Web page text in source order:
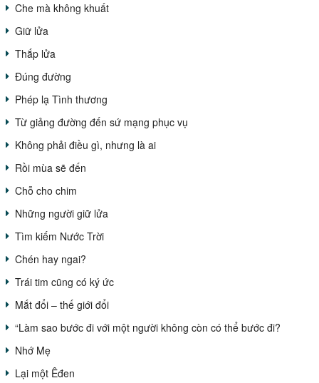
Che mà không khuất
Giữ lửa
Thắp lửa
Đúng đường
Phép lạ Tình thương
Từ giảng đường đến sứ mạng phục vụ
Không phải điều gì, nhưng là ai
Rồi mùa sẽ đến
Chỗ cho chim
Những người giữ lửa
Tìm kiếm Nước Trời
Chén hay ngai?
Trái tim cũng có ký ức
Mắt đổi – thế giới đổi
“Làm sao bước đi với một người không còn có thể bước đi?
Nhớ Mẹ
Lại một Êđen